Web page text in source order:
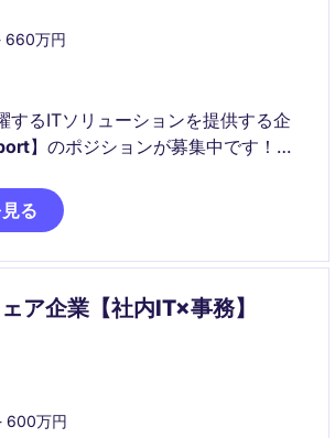
660万円
するITソリューションを提供する企
】のポジションが募集中です！
得られます！：
る
ア企業【社内IT×事務】
600万円